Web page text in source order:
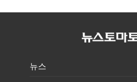
수성(1보)
알아야"
뉴스